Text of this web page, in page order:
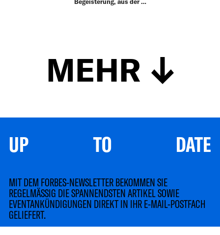
Begeisterung, aus der …
MEHR
UP TO DATE
MIT DEM FORBES-NEWSLETTER BEKOMMEN SIE
REGELMÄSSIG DIE SPANNENDSTEN ARTIKEL SOWIE
EVENTANKÜNDIGUNGEN DIREKT IN IHR E-MAIL-POSTFACH
GELIEFERT.